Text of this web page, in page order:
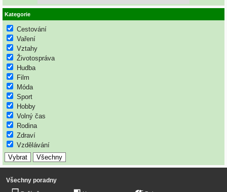
Kategorie
Cestování
Vaření
Vztahy
Životospráva
Hudba
Film
Móda
Sport
Hobby
Volný čas
Rodina
Zdraví
Vzdělávání
Všechny poradny